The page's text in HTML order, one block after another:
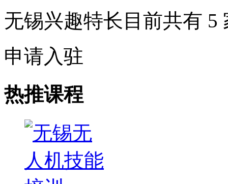
无锡兴趣特长目前共有 5
申请入驻
热推课程